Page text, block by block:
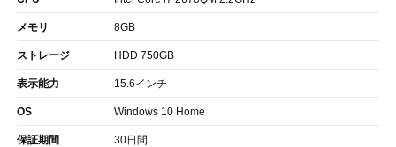
メモリ 8GB
ストレージ HDD 750GB
表示能力 15.6インチ
OS Windows 10 Home
保証期間 30日間